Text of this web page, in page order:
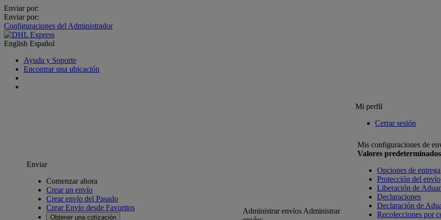
Enviar por:
Enviar por:
Configuraciones del Administrador
English Español
Ayuda y Soporte
Encontrar una ubicación
Mi perfil
Cerrar sesión
Enviar
Comenzar ahora
Crear un envío
Crear envío del Pasado
Crear Envío desde Favoritos
Obtener una cotización
Administrar envíos Administrar
Mis configuraciones de
Valores
Opciones de entrega
Protección del envío
Liberación de
Declaraciones
Declaración de
Recolecciones por